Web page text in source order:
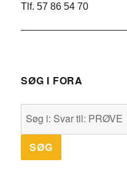
Tlf. 57 86 54 70
SØG I FORA